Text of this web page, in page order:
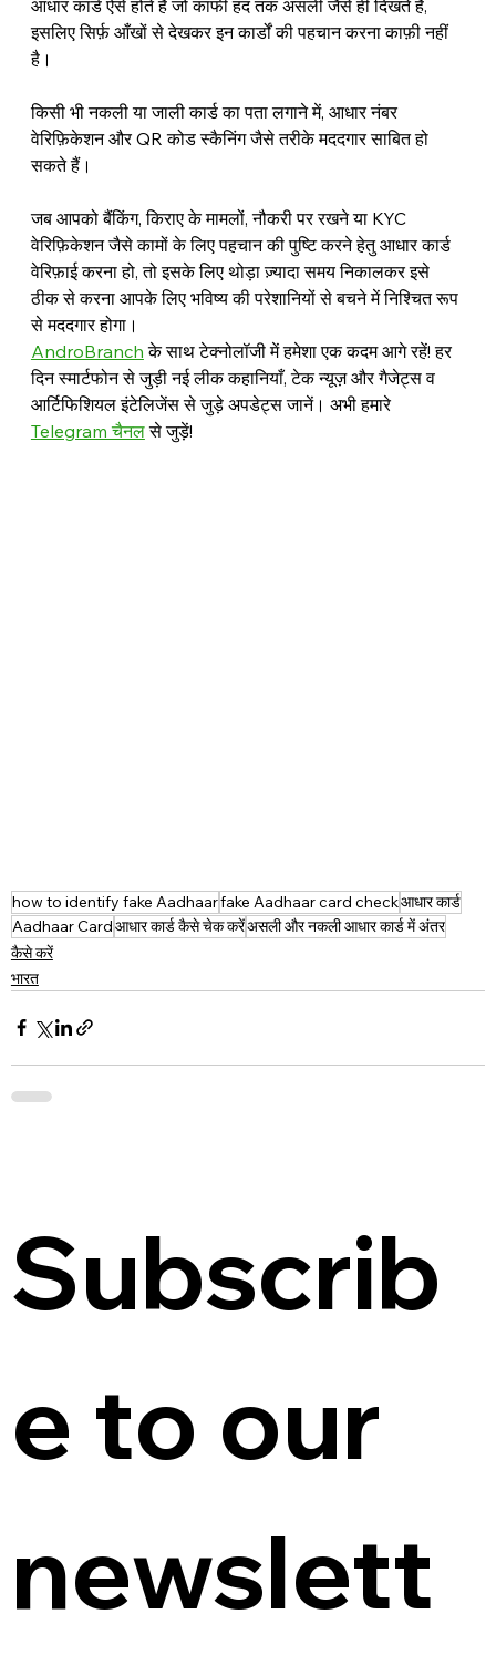
आधार कार्ड ऐसे होते हैं जो काफी हद तक असली जैसे ही दिखते हैं,
इसलिए सिर्फ़ आँखों से देखकर इन कार्डों की पहचान करना काफ़ी नहीं
है।
किसी भी नकली या जाली कार्ड का पता लगाने में, आधार नंबर
वेरिफ़िकेशन और QR कोड स्कैनिंग जैसे तरीके मददगार साबित हो
सकते हैं।
जब आपको बैंकिंग, किराए के मामलों, नौकरी पर रखने या KYC
वेरिफ़िकेशन जैसे कामों के लिए पहचान की पुष्टि करने हेतु आधार कार्ड
वेरिफ़ाई करना हो, तो इसके लिए थोड़ा ज़्यादा समय निकालकर इसे
ठीक से करना आपके लिए भविष्य की परेशानियों से बचने में निश्चित रूप
से मददगार होगा।
AndroBranch के साथ टेक्नोलॉजी में हमेशा एक कदम आगे रहें! हर
दिन स्मार्टफोन से जुड़ी नई लीक कहानियाँ, टेक न्यूज़ और गैजेट्स व
आर्टिफिशियल इंटेलिजेंस से जुड़े अपडेट्स जानें। अभी हमारे
Telegram चैनल से जुड़ें!
how to identify fake Aadhaarfake Aadhaar card checkआधार कार्ड
Aadhaar Cardआधार कार्ड कैसे चेक करेंअसली और नकली आधार कार्ड में अंतर
कैसे करें
भारत
Subscrib
e to our
newslett